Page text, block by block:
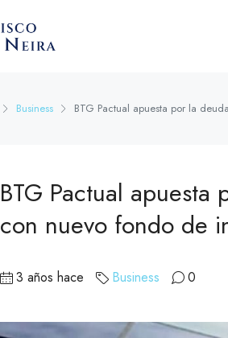
Business BTG Pactual apuesta por la
BTG Pactual
con nuevo fondo de
3 años hace Business 0